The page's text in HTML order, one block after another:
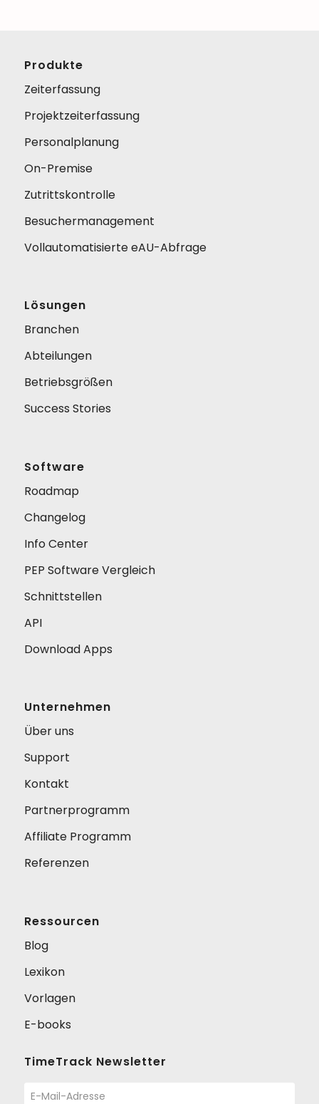
Produkte
Zeiterfassung
Projektzeiterfassung
Personalplanung
On-Premise
Zutrittskontrolle
Besuchermanagement
Vollautomatisierte eAU-Abfrage
Lösungen
Branchen
Abteilungen
Betriebsgrößen
Success Stories
Software
Roadmap
Changelog
Info Center
PEP Software Vergleich
Schnittstellen
API
Download Apps
Unternehmen
Über uns
Support
Kontakt
Partnerprogramm
Affiliate Programm
Referenzen
Ressourcen
Blog
Lexikon
Vorlagen
E-books
TimeTrack Newsletter